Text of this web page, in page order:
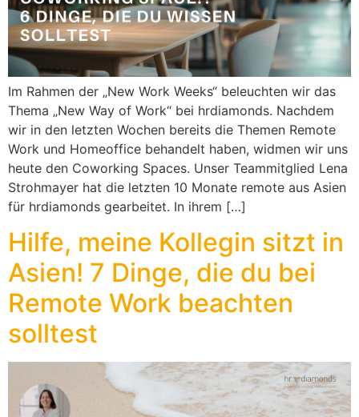
Im Rahmen der „New Work Weeks“ beleuchten wir das
Thema „New Way of Work“ bei hrdiamonds. Nachdem
wir in den letzten Wochen bereits die Themen Remote
Work und Homeoffice behandelt haben, widmen wir uns
heute den Coworking Spaces. Unser Teammitglied Lena
Strohmayer hat die letzten 10 Monate remote aus Asien
für hrdiamonds gearbeitet. In ihrem […]
Hilfe, meine Kollegin sitzt in
Asien! 7 Dinge, die du bei
Remote Work beachten
solltest